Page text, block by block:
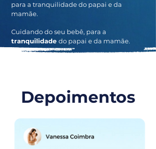
para a tranquilidade do papai e da
mamãe.
Cuidando do seu bebê, para a
tranquilidade do papai e da mamãe.
Depoimentos